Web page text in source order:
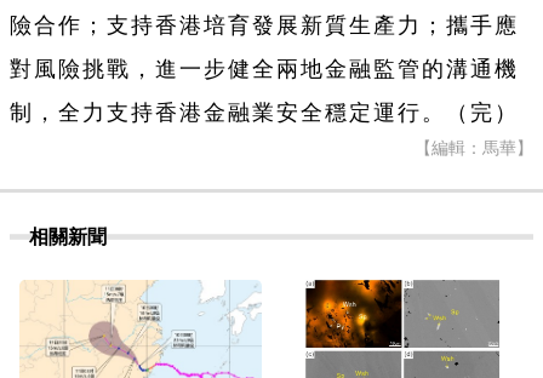
險合作；支持香港培育發展新質生產力；攜手應
對風險挑戰，進一步健全兩地金融監管的溝通機
制，全力支持香港金融業安全穩定運行。（完）
【編輯：馬華】
相關新聞